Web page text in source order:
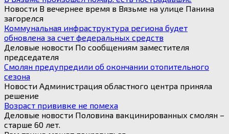
Новости В вечернее время в Вязьме на улице Панина
загорелся
Коммунальная инфраструктура региона будет
обновлена за счет федеральных средств
Деловые новости По сообщениям заместителя
председателя
Смолян предупредили об окончании отопительного
сезона
Новости Администрация областного центра приняла
решение
Возраст прививке не помеха
Деловые новости Половина вакцинированных смолян –
старше 60 лет.